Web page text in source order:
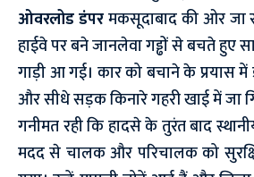
ओवरलोड डंपरमकसूदाबाद की ओर जा
हाईवे पर बने जानलेवा गड्ढों से बचते हुए
गाड़ी आ गई। कार को बचाने के प्रयास में
और सीधे सड़क किनारे गहरी खाई में जा
गनीमत रही कि हादसे के तुरंत बाद
मदद से चालक और परिचालक को